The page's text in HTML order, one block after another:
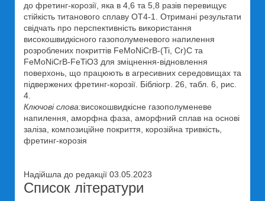
до фретинг-корозії, яка в 4,6 та 5,8 разів перевищує
стійкість титанового сплаву ОТ4-1. Отримані результати
свідчать про перспективність використання
високошвидкісного газополуменевого напилення
розроблених покриттів FeMoNiCrB-(Ti, Cr)C та
FeMoNiCrB-FeTiO3 для зміцнення-відновлення
поверхонь, що працюють в агресивних середовищах та
підвержених фретинг-корозії. Бібліогр. 26, табл. 6, рис.
4.
Ключові слова:високошвидкісне газополуменеве
напилення, аморфна фаза, аморфний сплав на основі
заліза, композиційне покриття, корозійна тривкість,
фретинг-корозія
Надійшла до редакції 03.05.2023
Список літератури